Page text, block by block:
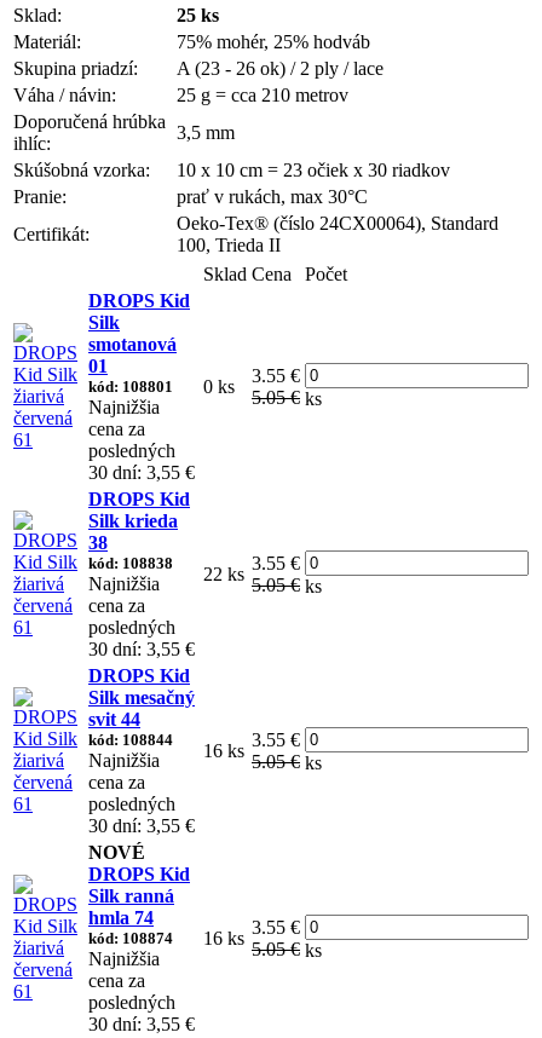
Sklad:
25 ks
Materiál:
75% mohér, 25% hodváb
Skupina priadzí:
A (23 - 26 ok) / 2 ply / lace
Váha / návin:
25 g = cca 210 metrov
Doporučená hrúbka
ihlíc:
3,5 mm
Skúšobná vzorka:
10 x 10 cm = 23 očiek x 30 riadkov
Pranie:
prať v rukách, max 30°C
Certifikát:
Oeko-Tex® (číslo 24CX00064), Standard
100, Trieda II
Sklad Cena
Počet
DROPS Kid
Silk
smotanová
01
kód: 108801
Najnižšia
cena za
posledných
30 dní: 3,55 €
0 ks
3.55 €
5.05 € ks
DROPS Kid
Silk krieda
38
kód: 108838
Najnižšia
cena za
posledných
30 dní: 3,55 €
22 ks
3.55 €
5.05 € ks
DROPS Kid
Silk mesačný
svit 44
kód: 108844
Najnižšia
cena za
posledných
30 dní: 3,55 €
16 ks
3.55 €
5.05 € ks
NOVÉ
DROPS Kid
Silk ranná
hmla 74
kód: 108874
Najnižšia
cena za
posledných
30 dní: 3,55 €
16 ks
3.55 €
5.05 € ks